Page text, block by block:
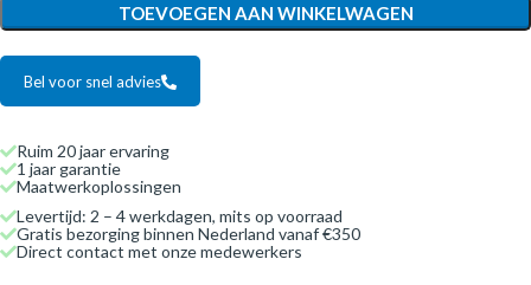
TOEVOEGEN AAN WINKELWAGEN
Bel voor snel advies
Ruim 20 jaar ervaring
1 jaar garantie
Maatwerkoplossingen
Levertijd: 2 – 4 werkdagen, mits op voorraad
Gratis bezorging binnen Nederland vanaf €350
Direct contact met onze medewerkers